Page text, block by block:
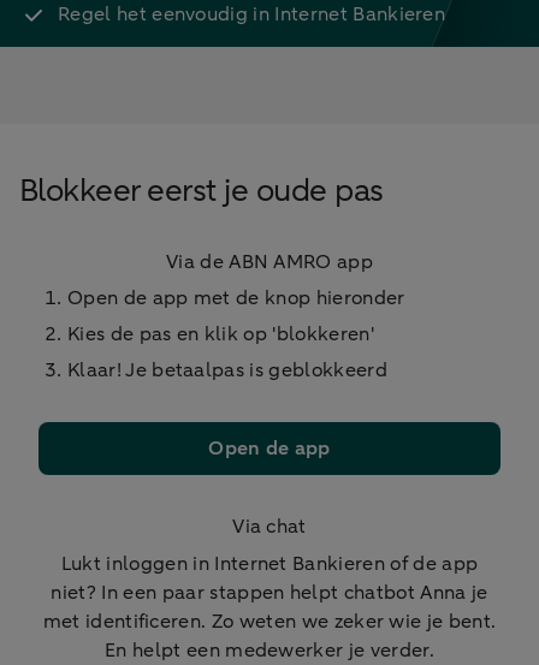
Regel het eenvoudig in Internet Bankieren
Blokkeer eerst je oude pas
Via de ABN AMRO app
Open de app met de knop hieronder
Kies de pas en klik op 'blokkeren'
Klaar! Je betaalpas is geblokkeerd
Open de app
Via chat
Lukt inloggen in Internet Bankieren of de app
niet? In een paar stappen helpt chatbot Anna je
met identificeren. Zo weten we zeker wie je bent.
En helpt een medewerker je verder.